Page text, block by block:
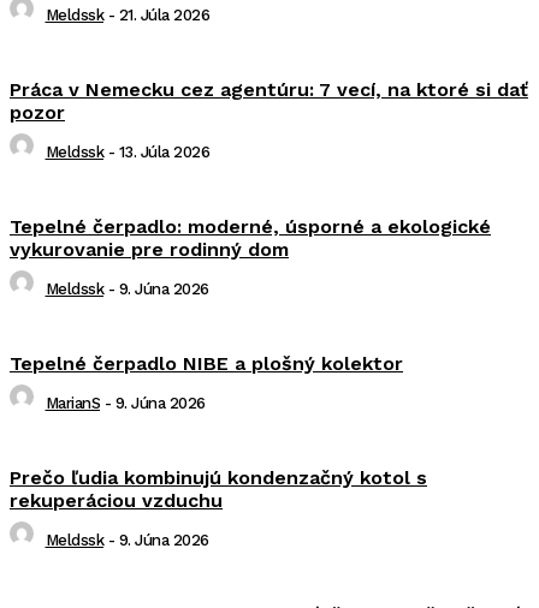
Meldssk - 21. Júla 2026
Práca v Nemecku cez agentúru: 7 vecí, na ktoré si dať
pozor
Meldssk - 13. Júla 2026
Tepelné čerpadlo: moderné, úsporné a ekologické
vykurovanie pre rodinný dom
Meldssk - 9. Júna 2026
Tepelné čerpadlo NIBE a plošný kolektor
MarianS - 9. Júna 2026
Prečo ľudia kombinujú kondenzačný kotol s
rekuperáciou vzduchu
Meldssk - 9. Júna 2026